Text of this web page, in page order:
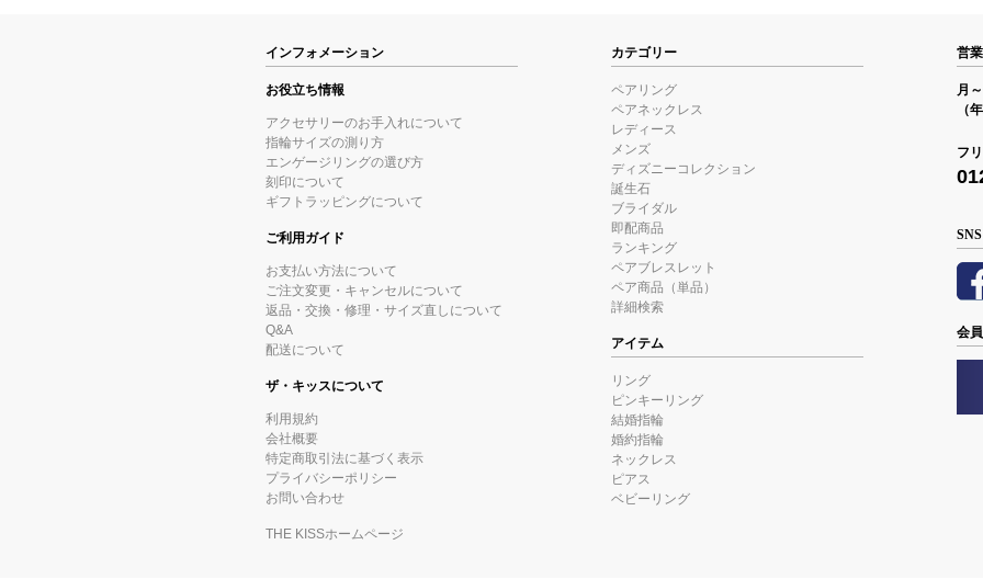
インフォメーション
お役立ち情報
アクセサリーのお手入れについて
指輪サイズの測り方
エンゲージリングの選び方
刻印について
ギフトラッピングについて
ご利用ガイド
お支払い方法について
ご注文変更・キャンセルについて
返品・交換・修理・サイズ直しについて
Q&A
配送について
ザ・キッスについて
利用規約
会社概要
特定商取引法に基づく表示
プライバシーポリシー
お問い合わせ
THE KISSホームページ
カテゴリー
ペアリング
ペアネックレス
レディース
メンズ
ディズニーコレクション
誕生石
ブライダル
即配商品
ランキング
ペアブレスレット
ペア商品（単品）
詳細検索
アイテム
リング
ピンキーリング
結婚指輪
婚約指輪
ネックレス
ピアス
ベビーリング
営
月
（
フ
SNS
会